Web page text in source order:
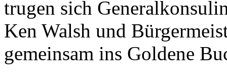
trugen sich
Ken Walsh und
gemeinsam ins Goldene